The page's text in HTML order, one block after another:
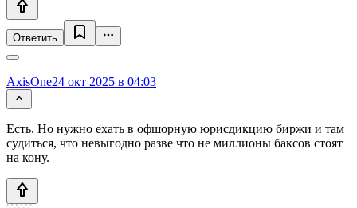
Ответить
AxisOne24 окт 2025 в 04:03
Есть. Но нужно ехать в офшорную юрисдикцию биржи и там
судиться, что невыгодно разве что не миллионы баксов стоят
на кону.